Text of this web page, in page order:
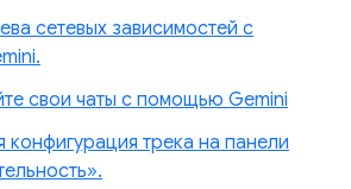
сетевых зависимостей с
свои чаты с помощью Gemini
конфигурация трека на панели